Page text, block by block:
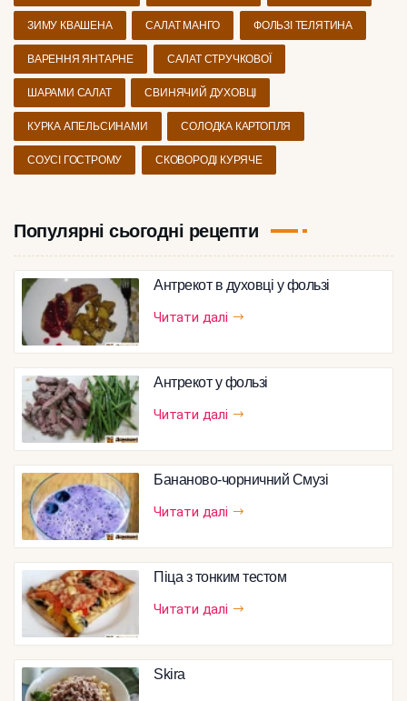
ЗИМУ КВАШЕНА САЛАТ МАНГО ФОЛЬЗІ ТЕЛЯТИНА
ВАРЕННЯ ЯНТАРНЕ САЛАТ СТРУЧКОВОЇ
ШАРАМИ САЛАТ СВИНЯЧИЙ ДУХОВЦІ
КУРКА АПЕЛЬСИНАМИ СОЛОДКА КАРТОПЛЯ
СОУСІ ГОСТРОМУ СКОВОРОДІ КУРЯЧЕ
Популярні сьогодні рецепти
Антрекот в духовці у фользі
Читати далі
Антрекот у фользі
Читати далі
Бананово-чорничний Смузі
Читати далі
Піца з тонким тестом
Читати далі
Skira